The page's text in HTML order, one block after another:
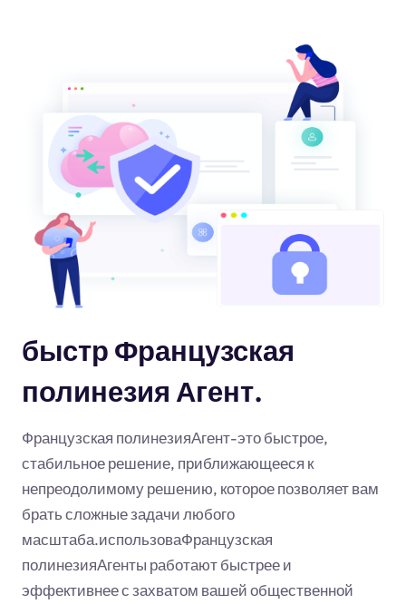
быстр Французская
полинезия Агент.
Французская полинезияАгент-это быстрое,
стабильное решение, приближающееся к
непреодолимому решению, которое позволяет вам
брать сложные задачи любого
масштаба.использоваФранцузская
полинезияАгенты работают быстрее и
эффективнее с захватом вашей общественной